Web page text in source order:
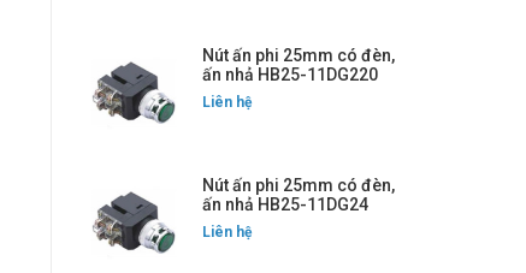
Nút ấn phi 25mm có đèn,
ấn nhả HB25-11DG220
Liên hệ
Nút ấn phi 25mm có đèn,
ấn nhả HB25-11DG24
Liên hệ